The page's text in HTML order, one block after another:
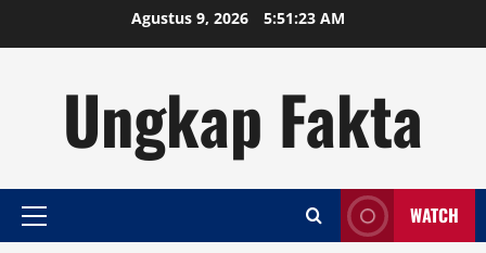
Agustus 9, 2026 5:51:23 AM
Ungkap Fakta
Primary
WATCH